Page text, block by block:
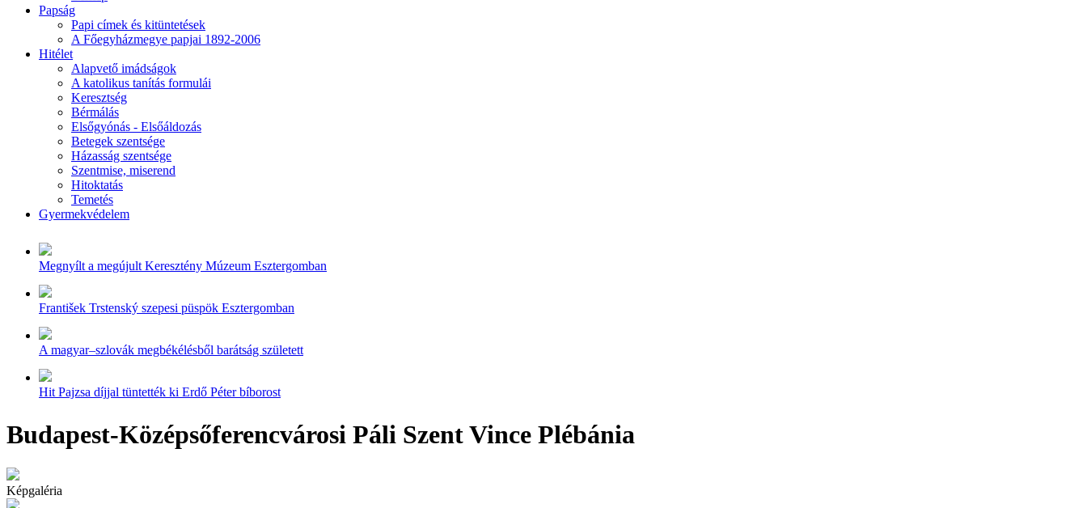
Papság
Papi címek és kitüntetések
A Főegyházmegye papjai 1892-2006
Hitélet
Alapvető imádságok
A katolikus tanítás formulái
Keresztség
Bérmálás
Elsőgyónás - Elsőáldozás
Betegek szentsége
Házasság szentsége
Szentmise, miserend
Hitoktatás
Temetés
Gyermekvédelem
Megnyílt a megújult Keresztény Múzeum Esztergomban
František Trstenský szepesi püspök Esztergomban
A magyar–szlovák megbékélésből barátság született
Hit Pajzsa díjjal tüntették ki Erdő Péter bíborost
Budapest-Középsőferencvárosi Páli Szent Vince Plébánia
Képgaléria